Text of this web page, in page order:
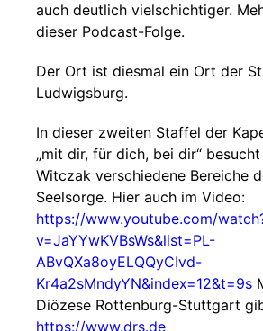
auch deutlich vielschichtiger.
dieser Podcast-Folge.
Der Ort ist diesmal ein Ort der
Ludwigsburg.
In dieser zweiten Staffel der
„mit dir, für dich, bei dir“
Witczak verschiedene Bereiche
Seelsorge. Hier auch im Video:
https://www.youtube.com/
v=JaYYwKVBsWs&list=PL-
ABvQXa8oyELQQyCIvd-
Kr4a2sMndyYN&index=12&t=9s
Diözese Rottenburg-Stuttgart
https://www.drs.de